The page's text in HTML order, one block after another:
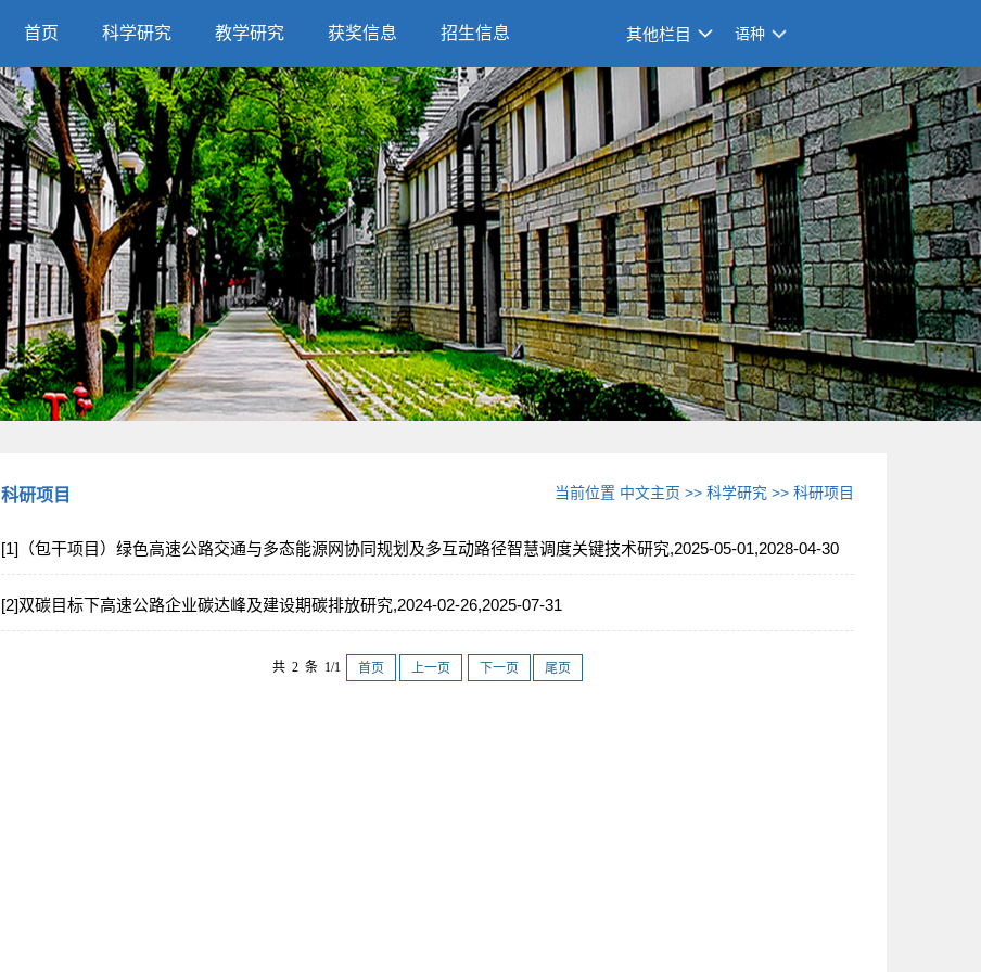
首页 科学研究 教学研究 获奖信息 招生信息 其他栏目 语种
科研项目 当前位置 中文主页 >>科学研究 >>科研项目
[1]（包干项目）绿色高速公路交通与多态能源网协同规划及多互动路径智慧调度关键技术研究,2025-05-01,2028-04-30
[2]双碳目标下高速公路企业碳达峰及建设期碳排放研究,2024-02-26,2025-07-31
共 2 条 1/1 首页 上一页 下一页 尾页